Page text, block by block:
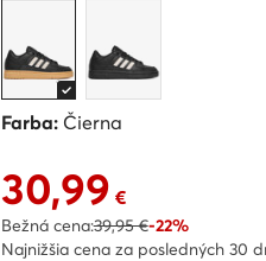
Farba:Čierna
Aktuálna cena 30,99 €
30,99 €
Bežná cena:39,95 €-22%
Najnižšia cena za posledných 30